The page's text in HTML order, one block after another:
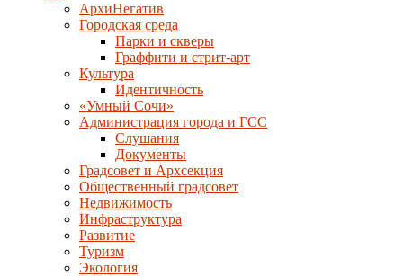
АрхиНегатив
Городская среда
Парки и скверы
Граффити и стрит-арт
Культура
Идентичность
«Умный Сочи»
Администрация города и ГСС
Слушания
Документы
Градсовет и Архсекция
Общественный градсовет
Недвижимость
Инфраструктура
Развитие
Туризм
Экология